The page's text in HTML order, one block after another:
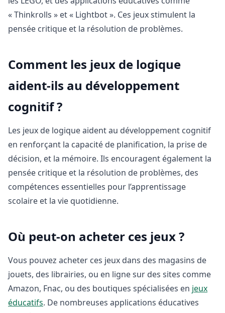
« Thinkrolls » et « Lightbot ». Ces jeux stimulent la
pensée critique et la résolution de problèmes.
Comment les jeux de logique
aident-ils au développement
cognitif ?
Les jeux de logique aident au développement cognitif
en renforçant la capacité de planification, la prise de
décision, et la mémoire. Ils encouragent également la
pensée critique et la résolution de problèmes, des
compétences essentielles pour l’apprentissage
scolaire et la vie quotidienne.
Où peut-on acheter ces jeux ?
Vous pouvez acheter ces jeux dans des magasins de
jouets, des librairies, ou en ligne sur des sites comme
Amazon, Fnac, ou des boutiques spécialisées en jeux
éducatifs. De nombreuses applications éducatives